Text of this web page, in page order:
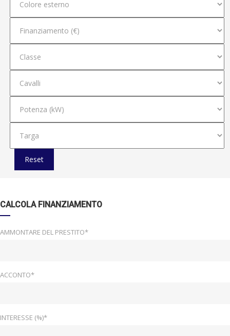
Reset
CALCOLA FINANZIAMENTO
AMMONTARE DEL PRESTITO*
ACCONTO*
INTERESSE (%)*